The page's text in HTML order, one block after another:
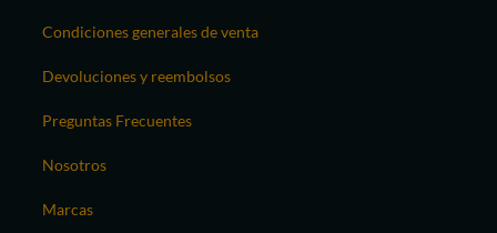
Condiciones generales de venta
Devoluciones y reembolsos
Preguntas Frecuentes
Nosotros
Marcas